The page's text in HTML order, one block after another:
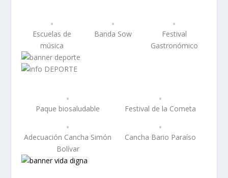
Escuelas de
música
Banda Sow
Festival
Gastronómico
Paque biosaludable Festival de la Cometa
Adecuación Cancha Simón
Bolívar
Cancha Bario Paraíso